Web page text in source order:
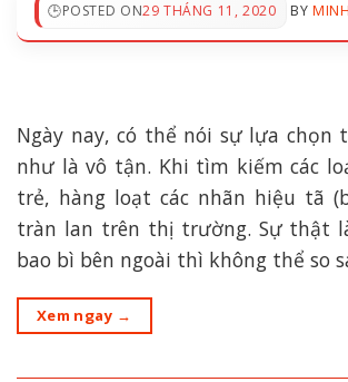
POSTED ON29 THÁNG 11, 2020 BY
Ngày nay, có thể nói sự lựa chọn
như là vô tận. Khi tìm kiếm các
trẻ, hàng loạt các nhãn hiệu tã
tràn lan trên thị trường. Sự thật
bao bì bên ngoài thì không thể so
Xem ngay →